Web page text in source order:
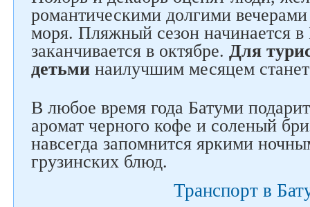
романтическими долгими
моря. Пляжный сезон начинается
заканчивается в октябре. Для
детьми наилучшим месяцем станет
В любое время года Батуми
аромат черного кофе и соленый
навсегда запомнится яркими
грузинских блюд.
Транспорт в